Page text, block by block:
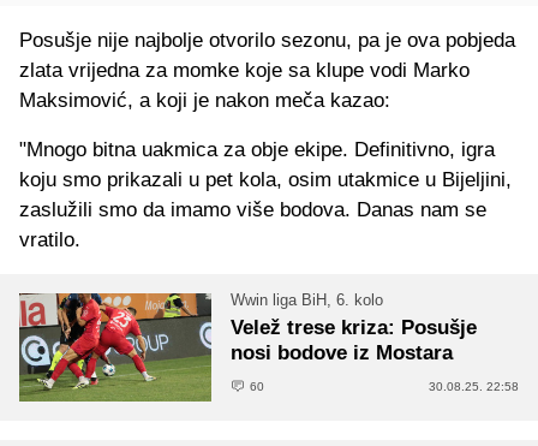
Posušje nije najbolje otvorilo sezonu, pa je ova pobjeda
zlata vrijedna za momke koje sa klupe vodi Marko
Maksimović, a koji je nakon meča kazao:
"Mnogo bitna uakmica za obje ekipe. Definitivno, igra
koju smo prikazali u pet kola, osim utakmice u Bijeljini,
zaslužili smo da imamo više bodova. Danas nam se
vratilo.
Wwin liga BiH, 6. kolo
Velež trese kriza: Posušje
nosi bodove iz Mostara
60 30.08.25. 22:58